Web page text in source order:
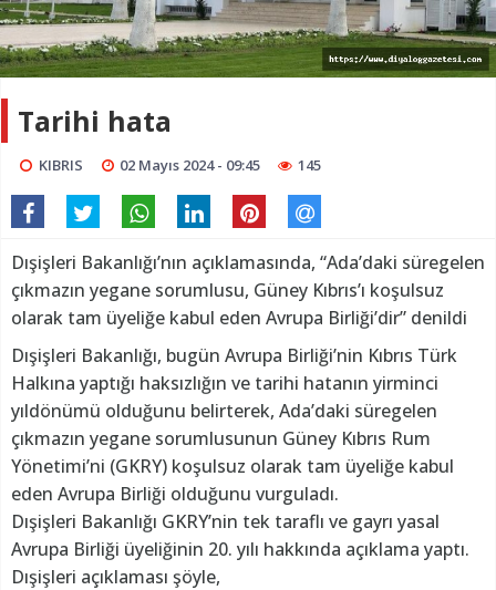
Tarihi hata
KIBRIS 02 Mayıs 2024 - 09:45 145
Dışişleri Bakanlığı’nın açıklamasında, “Ada’daki süregelen
çıkmazın yegane sorumlusu, Güney Kıbrıs’ı koşulsuz
olarak tam üyeliğe kabul eden Avrupa Birliği’dir” denildi
Dışişleri Bakanlığı, bugün Avrupa Birliği’nin Kıbrıs Türk
Halkına yaptığı haksızlığın ve tarihi hatanın yirminci
yıldönümü olduğunu belirterek, Ada’daki süregelen
çıkmazın yegane sorumlusunun Güney Kıbrıs Rum
Yönetimi’ni (GKRY) koşulsuz olarak tam üyeliğe kabul
eden Avrupa Birliği olduğunu vurguladı.
Dışişleri Bakanlığı GKRY’nin tek taraflı ve gayrı yasal
Avrupa Birliği üyeliğinin 20. yılı hakkında açıklama yaptı.
Dışişleri açıklaması şöyle,